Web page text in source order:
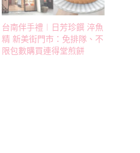
台南伴手禮︱日芳珍饌 淬魚
精 新美街門市：免排隊、不
限包數購買連得堂煎餅